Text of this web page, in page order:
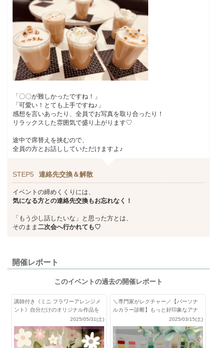
「〇〇が難しかったですね！」
「可愛い！とても上手ですね♪」
感想を言いあったり、全員でお写真を取り合ったり！
リラックスした雰囲気で盛り上がります♡
途中で席替えを挟むので、
全員の方とお話ししていただけますよ♪
STEP5 連絡先交換＆解散
イベントの締めくくりには、
気になる方との連絡先交換もお忘れなく！
「もう少し話したいな」と思った方とは、
そのまま 二次会へ行かれても♡
開催レポート
このイベントの過去の開催レポート
講師付き《ミニ フラワーアレンジメ
ント》自分だけのオリジナル作品を
2025/05/31(土)
＼専門家がレクチャー／【パーソナ
ルカラー診断】もっと好印象なアナ
2025/03/15(土)